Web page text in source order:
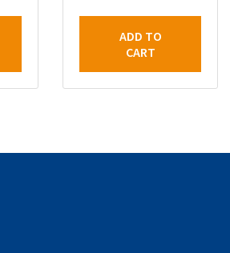
ADD TO
CART